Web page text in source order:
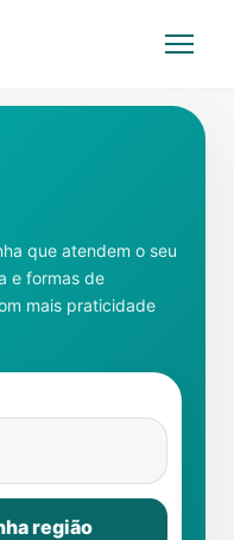
que atendem o seu
e formas de
mais praticidade
região